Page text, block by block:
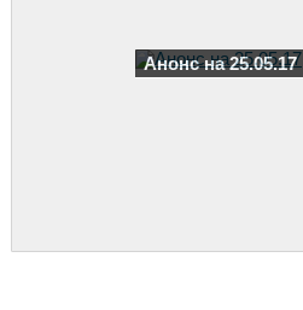
Анонс на 25.05.17